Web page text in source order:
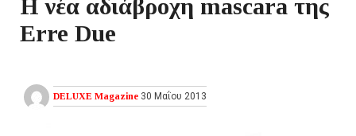
Η νέα αδιάβροχη mascara της
Erre Due
DELUXE Magazine 30 Μαΐου 2013